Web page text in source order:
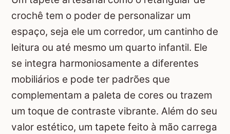
crochê tem o poder de personalizar um
espaço, seja ele um corredor, um cantinho de
leitura ou até mesmo um quarto infantil. Ele
se integra harmoniosamente a diferentes
mobiliários e pode ter padrões que
complementam a paleta de cores ou trazem
um toque de contraste vibrante. Além do seu
valor estético, um tapete feito à mão carrega